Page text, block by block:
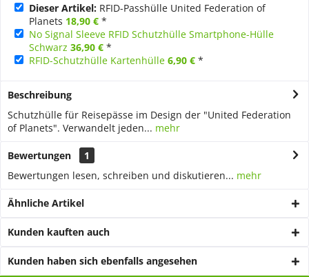
Dieser Artikel: RFID-Passhülle United Federation of
Planets 18,90 € *
No Signal Sleeve RFID Schutzhülle Smartphone-Hülle
Schwarz 36,90 € *
RFID-Schutzhülle Kartenhülle 6,90 € *
Beschreibung
Schutzhülle für Reisepässe im Design der "United Federation
of Planets". Verwandelt jeden... mehr
Bewertungen
1
Bewertungen lesen, schreiben und diskutieren... mehr
Ähnliche Artikel
Kunden kauften auch
Kunden haben sich ebenfalls angesehen